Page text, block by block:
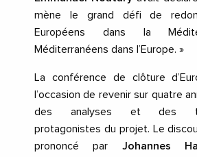
mène le grand défi de
Européens dans la
Méditerranéens dans l’Europe. »
La conférence de clôture
l’occasion de revenir sur quatre
des analyses et des
protagonistes du projet. Le
prononcé par Johannes